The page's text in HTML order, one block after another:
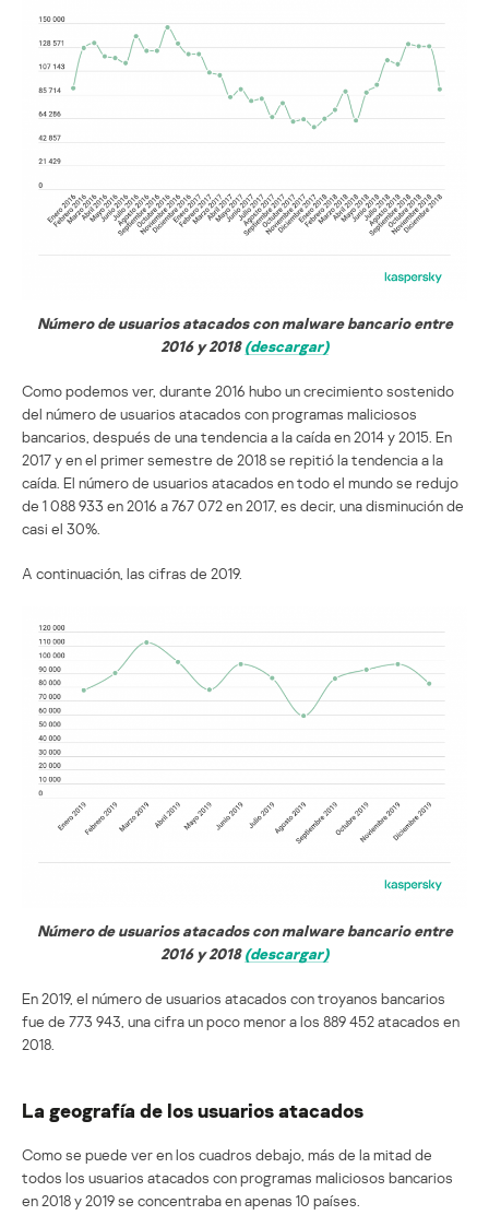
Número de usuarios atacados con malware bancario entre
2016 y 2018(descargar)
Como podemos ver, durante 2016 hubo un crecimiento sostenido
del número de usuarios atacados con programas maliciosos
bancarios, después de una tendencia a la caída en 2014 y 2015. En
2017 y en el primer semestre de 2018 se repitió la tendencia a la
caída. El número de usuarios atacados en todo el mundo se redujo
de 1 088 933 en 2016 a 767 072 en 2017, es decir, una disminución de
casi el 30%.
A continuación, las cifras de 2019.
Número de usuarios atacados con malware bancario entre
2016 y 2018(descargar)
En 2019, el número de usuarios atacados con troyanos bancarios
fue de 773 943, una cifra un poco menor a los 889 452 atacados en
2018.
La geografía de los usuarios atacados
Como se puede ver en los cuadros debajo, más de la mitad de
todos los usuarios atacados con programas maliciosos bancarios
en 2018 y 2019 se concentraba en apenas 10 países.